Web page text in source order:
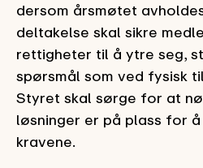
dersom årsmøtet
deltakelse skal sikre
rettigheter til å ytre seg,
spørsmål som ved fysisk
Styret skal sørge for at
løsninger er på plass for
kravene.